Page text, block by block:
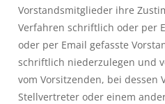
Vorstandsmitglieder ihre
Verfahren schriftlich oder per
oder per Email gefasste
schriftlich niederzulegen und
vom Vorsitzenden, bei dessen
Stellvertreter oder einem